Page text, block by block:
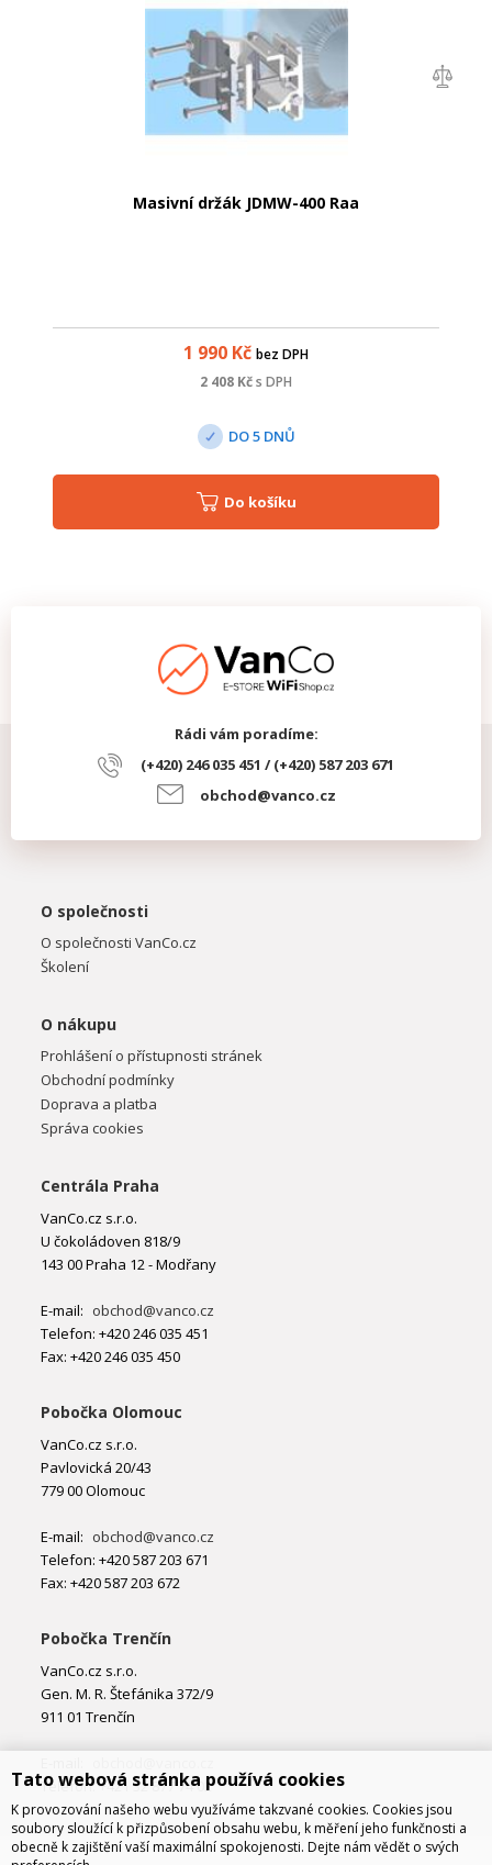
Masivní držák JDMW-400 Raa
1 990 Kč bez DPH
2 408 Kčs DPH
DO 5 DNŮ
Do košíku
Rádi vám poradíme:
(+420) 246 035 451 / (+420) 587 203 671
obchod@vanco.cz
O společnosti
O společnosti VanCo.cz
Školení
O nákupu
Prohlášení o přístupnosti stránek
Obchodní podmínky
Doprava a platba
Správa cookies
Centrála Praha
VanCo.cz s.r.o.
U čokoládoven 818/9
143 00 Praha 12 - Modřany
E-mail: obchod@vanco.cz
Telefon: +420 246 035 451
Fax: +420 246 035 450
Pobočka Olomouc
VanCo.cz s.r.o.
Pavlovická 20/43
779 00 Olomouc
E-mail: obchod@vanco.cz
Telefon: +420 587 203 671
Fax: +420 587 203 672
Pobočka Trenčín
VanCo.cz s.r.o.
Gen. M. R. Štefánika 372/9
911 01 Trenčín
Telefon: +421 32 877 74 02
Tato webová stránka používá cookies
K provozování našeho webu využíváme takzvané cookies. Cookies jsou
soubory sloužící k přizpůsobení obsahu webu, k měření jeho funkčnosti a
obecně k zajištění vaší maximální spokojenosti. Dejte nám vědět o svých